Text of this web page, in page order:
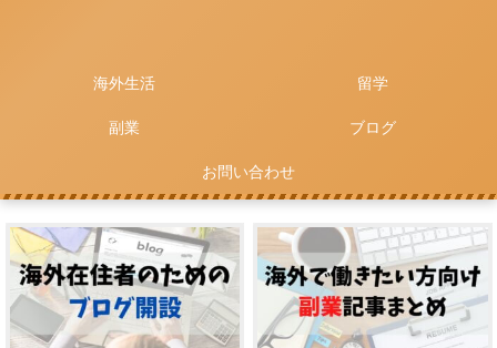
海外生活 留学
副業 ブログ
お問い合わせ